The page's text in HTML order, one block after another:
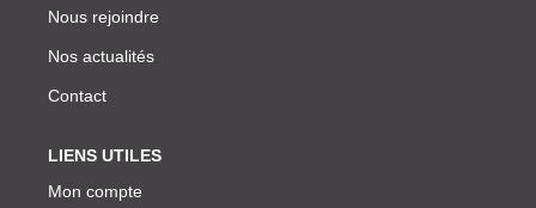
Nous rejoindre
Nos actualités
Contact
LIENS UTILES
Mon compte